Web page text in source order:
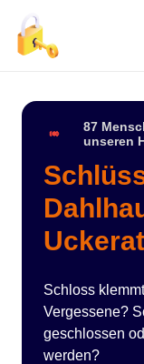
87
unseren
Schloss
Vergessene?
geschlossen
werden?